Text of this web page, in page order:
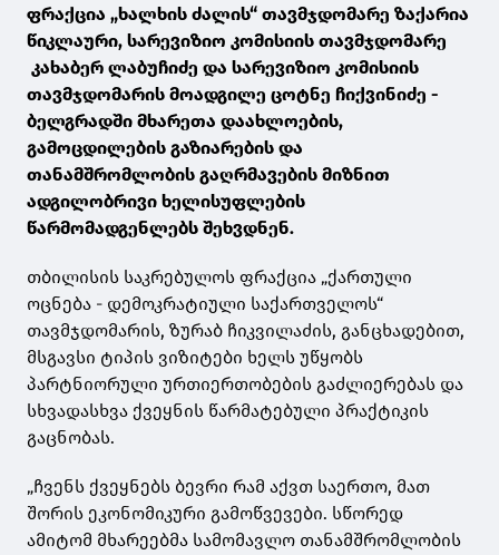
ფრაქცია „ხალხის ძალის“ თავმჯდომარე ზაქარია
წიკლაური, სარევიზიო კომისიის თავმჯდომარე
კახაბერ ლაბუჩიძე და სარევიზიო კომისიის
თავმჯდომარის მოადგილე ცოტნე ჩიქვინიძე -
ბელგრადში მხარეთა დაახლოების,
გამოცდილების გაზიარების და
თანამშრომლობის გაღრმავების მიზნით
ადგილობრივი ხელისუფლების
წარმომადგენლებს შეხვდნენ.
თბილისის საკრებულოს ფრაქცია „ქართული
ოცნება - დემოკრატიული საქართველოს“
თავმჯდომარის, ზურაბ ჩიკვილაძის, განცხადებით,
მსგავსი ტიპის ვიზიტები ხელს უწყობს
პარტნიორული ურთიერთობების გაძლიერებას და
სხვადასხვა ქვეყნის წარმატებული პრაქტიკის
გაცნობას.
„ჩვენს ქვეყნებს ბევრი რამ აქვთ საერთო, მათ
შორის ეკონომიკური გამოწვევები. სწორედ
ამიტომ მხარეებმა სამომავლო თანამშრომლობის